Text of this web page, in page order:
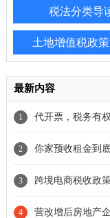
税法分类导
土地增值税政
最新内容
1 代开票，税务有
2 你家预收租金到
3 跨境电商税收政
4 营改增后房地产